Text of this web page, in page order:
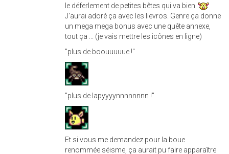
le déferlement de petites bêtes qui va bien
J'aurai adoré ça avec les lievros. Genre ça donne
un mega mega bonus avec une quête annexe,
tout ça ... (je vais mettre les icônes en ligne)
"plus de boouuuuue !"
"plus de lapyyyynnnnnnnn !"
Et si vous me demandez pour la boue
renommée séisme, ça aurait pu faire apparaître